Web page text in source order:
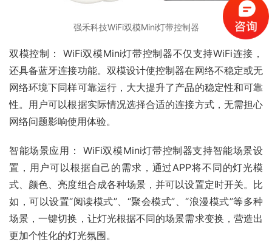
强禾科技WiFi双模Mini灯带控制器
双模控制： WiFi双模Mini灯带控制器不仅支持WiFi连接，
还具备蓝牙连接功能。双模设计使控制器在网络不稳定或无
网络环境下同样可靠运行，大大提升了产品的稳定性和可靠
性。用户可以根据实际情况选择合适的连接方式，无需担心
网络问题影响使用体验。
智能场景应用： WiFi双模Mini灯带控制器支持智能场景设
置，用户可以根据自己的需求，通过APP将不同的灯光模
式、颜色、亮度组合成各种场景，并可以设置定时开关。比
如，可以设置“阅读模式”、“聚会模式”、“浪漫模式”等多种
场景，一键切换，让灯光根据不同的场景需求变换，营造出
更加个性化的灯光氛围。